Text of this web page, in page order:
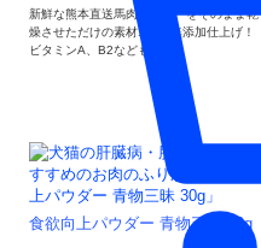
新鮮な熊本直送馬肉のレバーをそのまま乾
燥させただけの素材100%無添加仕上げ！
ビタミンA、B2なども豊富！
食欲向上パウダー 青物三昧 30g